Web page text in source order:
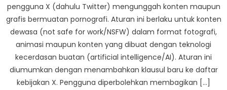
pengguna X (dahulu Twitter) mengunggah konten maupun
grafis bermuatan pornografi. Aturan ini berlaku untuk konten
dewasa (not safe for work/NSFW) dalam format fotografi,
animasi maupun konten yang dibuat dengan teknologi
kecerdasan buatan (artificial intelligence/AI). Aturan ini
diumumkan dengan menambahkan klausul baru ke daftar
kebijakan X. Pengguna diperbolehkan membagikan […]